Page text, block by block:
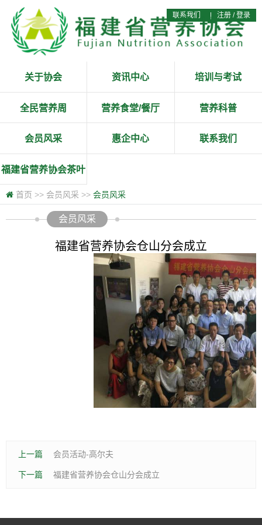
联系我们 | 注册 /登录
关于协会 资讯中心 培训与考试
全民营养周 营养食堂/餐厅 营养科普
会员风采 惠企中心 联系我们
福建省营养协会茶叶
专业委员会
首页 >> 会员风采 >> 会员风采
会员风采
福建省营养协会仓山分会成立
上一篇 会员活动-高尔夫
福建省营养协会仓山分会成立
下一篇